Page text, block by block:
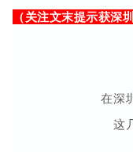
（关注文末提示获深
在深
这